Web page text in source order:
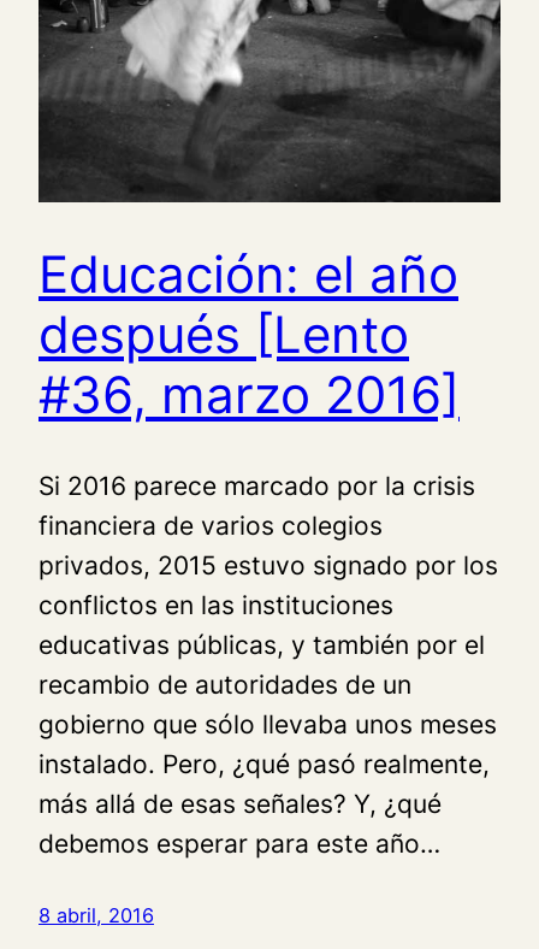
Educación: el año
después [Lento
#36, marzo 2016]
Si 2016 parece marcado por la crisis
financiera de varios colegios
privados, 2015 estuvo signado por los
conflictos en las instituciones
educativas públicas, y también por el
recambio de autoridades de un
gobierno que sólo llevaba unos meses
instalado. Pero, ¿qué pasó realmente,
más allá de esas señales? Y, ¿qué
debemos esperar para este año…
8 abril, 2016